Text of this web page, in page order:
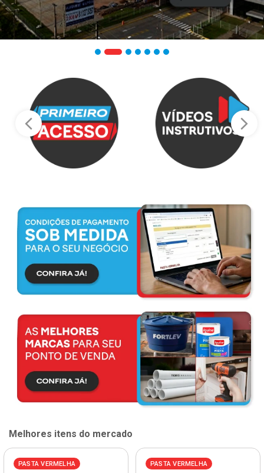
Melhores itens do mercado
PASTA VERMELHA PASTA VERMELHA